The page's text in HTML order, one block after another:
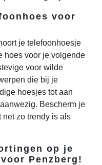
voor
je telefoonhoesje
hoes voor je volgende
voor wilde
die bij je
hoesjes tot aan
Bescherm je
net zo trendy is als
op je
Penzberg!